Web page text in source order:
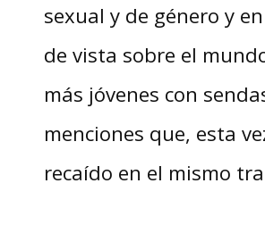
sexual y de género y
de vista sobre el
más jóvenes con
menciones que, esta
recaído en el mismo